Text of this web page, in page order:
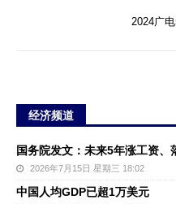
2024广
经济频道
国务院发文：未来5年涨工资、
2026年7月15日 星期三 18:02
中国人均GDP已超1万美元